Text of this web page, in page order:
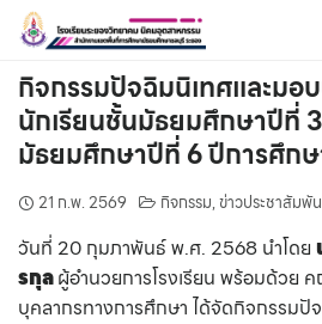
Skip
content
กิจกรรมปัจฉิมนิเทศและมอ
นักเรียนชั้นมัธยมศึกษาปีที่
มัธยมศึกษาปีที่ 6 ปีการศึก
21 ก.พ. 2569 กิจกรรม,ข่าวประชาสัมพั
วันที่ 20 กุมภาพันธ์ พ.ศ. 2568 นำโดย
รกุลผู้อำนวยการโรงเรียน พร้อมด้วย
บุคลากรทางการศึกษา ได้จัดกิจกรรมปั